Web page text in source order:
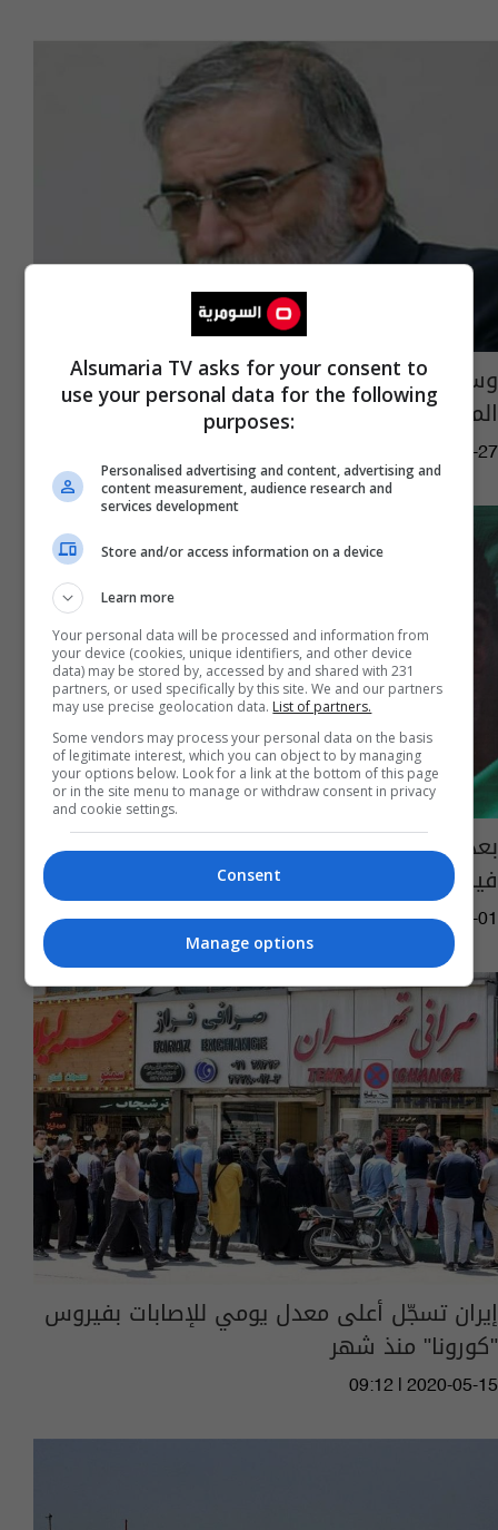
وسائل إعلام إيرانية: اغتيال أحد علماء إيران
المختصين في المجال النووي
09:56 | 2020-11-27
بعد أنباء عن مقتله في سوريا.. طهران تنشر
فيديو للقائد الحالي لفيلق القدس
14:02 | 2020-09-01
إيران تسجّل أعلى معدل يومي للإصابات بفيروس
"كورونا" منذ شهر
09:12 | 2020-05-15
Alsumaria TV asks for your consent to
use your personal data for the following
purposes:
Personalised advertising and content, advertising and
content measurement, audience research and
services development
Store and/or access information on a device
Learn more
Your personal data will be processed and information from
your device (cookies, unique identifiers, and other device
data) may be stored by, accessed by and shared with 231
partners, or used specifically by this site. We and our partners
may use precise geolocation data. List of partners.
Some vendors may process your personal data on the basis
of legitimate interest, which you can object to by managing
your options below. Look for a link at the bottom of this page
or in the site menu to manage or withdraw consent in privacy
and cookie settings.
Consent
Manage options